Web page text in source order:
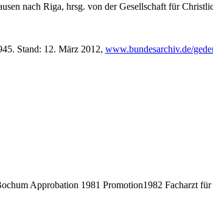
nach Riga, hrsg. von der Gesellschaft für
Stand: 12. März 2012, www.bundesarchiv.de/
Approbation 1981 Promotion1982 Facharzt